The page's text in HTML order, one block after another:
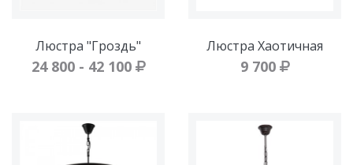
Люстра "Гроздь"
24 800 - 42 100
Люстра Хаотичная
9 700